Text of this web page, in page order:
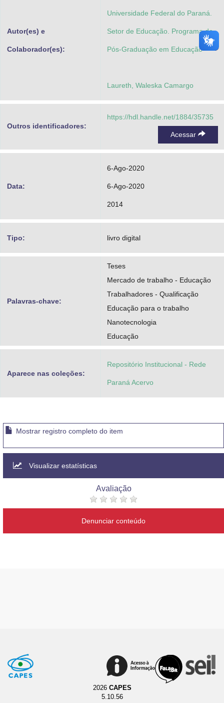
Autor(es) e
Colaborador(es):
Universidade Federal do Paraná.
Setor de Educação. Programa de
Pós-Graduação em Educação
Laureth, Waleska Camargo
Outros identificadores:
https://hdl.handle.net/1884/35735
Acessar
Data:
6-Ago-2020
6-Ago-2020
2014
Tipo: livro digital
Palavras-chave:
Teses
Mercado de trabalho - Educação
Trabalhadores - Qualificação
Educação para o trabalho
Nanotecnologia
Educação
Aparece nas coleções:
Repositório Institucional - Rede
Paraná Acervo
Mostrar registro completo do item
Visualizar estatísticas
Avaliação
Denunciar conteúdo
2026 CAPES
5.10.56